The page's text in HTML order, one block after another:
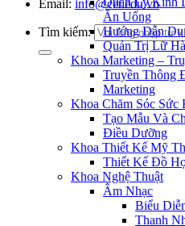
Email: info@cet.edu.vn
Tìm kiếm:
Ăn Uống
Hướng Dẫn
Quản Trị Lữ
Khoa Marketing –
Truyền Thông
Marketing
Khoa Chăm Sóc Sức
Tạo Mẫu Và
Điều Dưỡng
Khoa Thiết Kế Mỹ
Thiết Kế Đồ
Khoa Nghệ Thuật
Âm Nhạc
Biểu
Thanh